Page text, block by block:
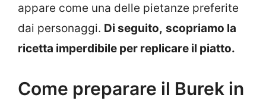
appare come una delle pietanze preferite
dai personaggi. Di seguito, scopriamo la
ricetta imperdibile per replicare il piatto.
Come preparare il Burek in